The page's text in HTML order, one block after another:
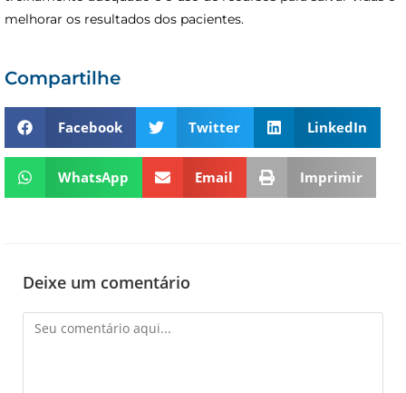
melhorar os resultados dos pacientes.
Compartilhe
Facebook Twitter LinkedIn
WhatsApp Email Imprimir
Deixe um comentário